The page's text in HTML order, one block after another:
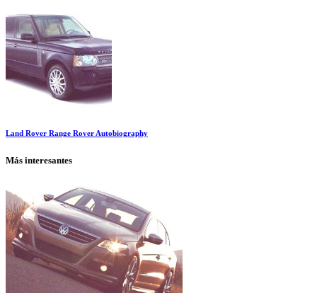
Land Rover Range Rover Autobiography
Más interesantes